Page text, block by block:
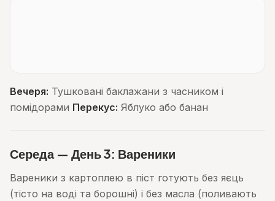
Вечеря: Тушковані баклажани з часником і
помідорами Перекус: Яблуко або банан
Середа — День 3: Вареники
Вареники з картоплею в піст готують без яєць
(тісто на воді та борошні) і без масла (поливають